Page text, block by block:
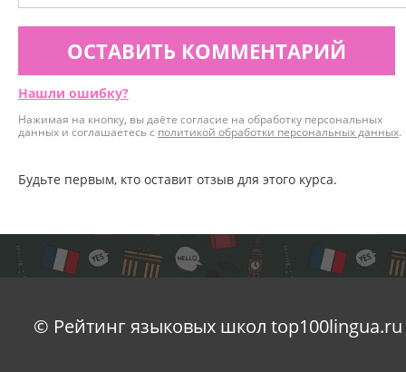
ОСТАВИТЬ КОММЕНТАРИЙ
Нашли ошибку?
Нажимая на кнопку, вы даёте согласие на обработку персональных
данных и соглашаетесь с политикой обработки персональных данных.
Будьте первым, кто оставит отзыв для этого курса.
© Рейтинг языковых школ top100lingua.ru